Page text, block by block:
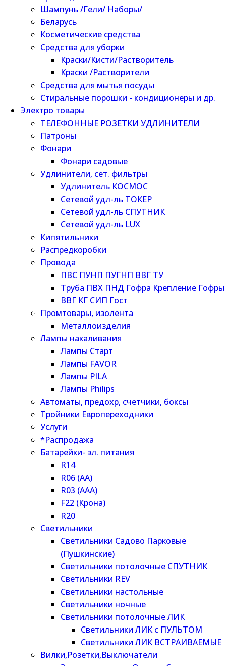
Шампунь /Гели/ Наборы/
Беларусь
Косметические средства
Средства для уборки
Краски/Кисти/Растворитель
Краски /Растворители
Средства для мытья посуды
Стиральные порошки - кондиционеры и др.
Электро товары
ТЕЛЕФОННЫЕ РОЗЕТКИ УДЛИНИТЕЛИ
Патроны
Фонари
Фонари садовые
Удлинители, сет. фильтры
Удлинитель КОСМОС
Сетевой удл-ль ТОКЕР
Сетевой удл-ль СПУТНИК
Сетевой удл-ль LUX
Кипятильники
Распредкоробки
Провода
ПВС ПУНП ПУГНП ВВГ ТУ
Труба ПВХ ПНД Гофра Крепление Гофры
ВВГ КГ СИП Гост
Промтовары, изолента
Металлоизделия
Лампы накаливания
Лампы Старт
Лампы FAVOR
Лампы PILA
Лампы Philips
Автоматы, предохр, счетчики, боксы
Тройники Европереходники
Услуги
*Распродажа
Батарейки- эл. питания
R14
R06 (AA)
R03 (AAA)
F22 (Крона)
R20
Светильники
Светильники Садово Парковые
(Пушкинские)
Светильники потолочные СПУТНИК
Светильники REV
Светильники настольные
Светильники ночные
Светильники потолочные ЛИК
Светильники ЛИК с ПУЛЬТОМ
Светильники ЛИК ВСТРАИВАЕМЫЕ
Вилки,Розетки,Выключатели